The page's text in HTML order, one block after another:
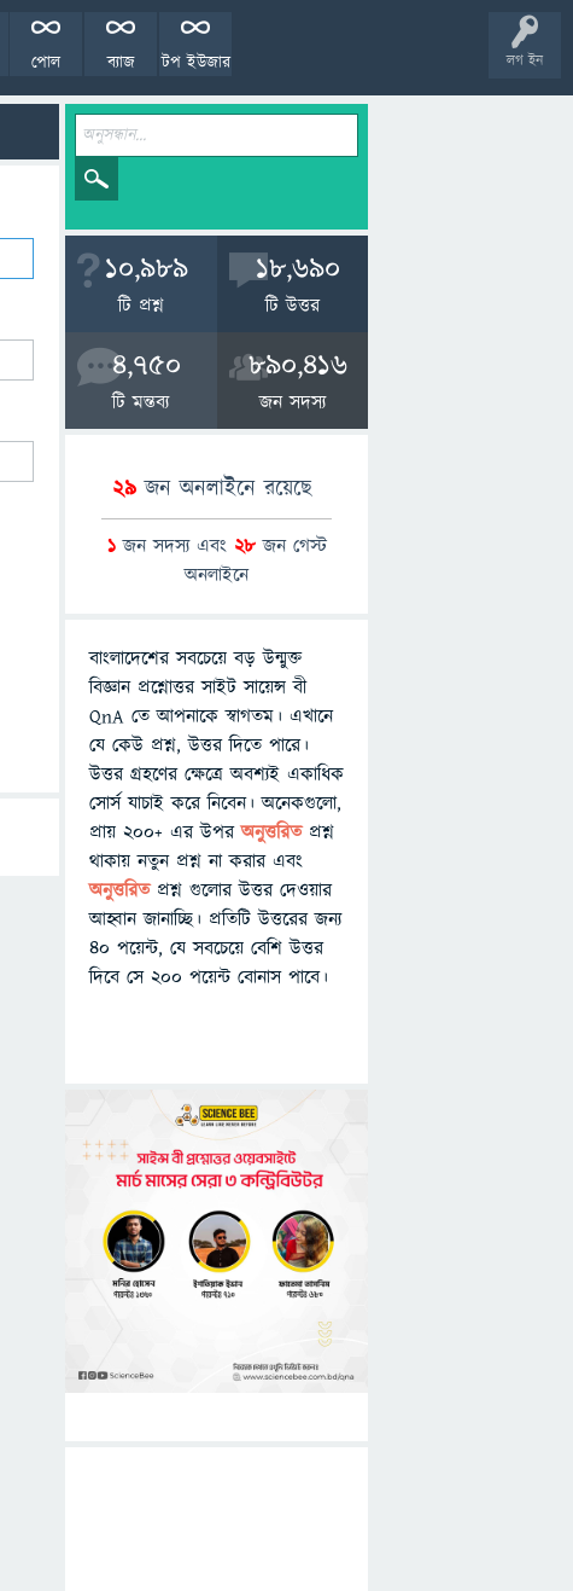
লগ ইন
টপ ইউজার
ব্যাজ
পোল
10,989
টি প্রশ্ন
18,690
টি উত্তর
4,750
টি মন্তব্য
890,416
জন সদস্য
29জন অনলাইনে রয়েছে
1জন সদস্য এবং 28জন গেস্ট
অনলাইনে
বাংলাদেশের সবচেয়ে বড় উন্মুক্ত
বিজ্ঞান প্রশ্নোত্তর সাইট সায়েন্স বী
QnA তে আপনাকে স্বাগতম। এখানে
যে কেউ প্রশ্ন, উত্তর দিতে পারে।
উত্তর গ্রহণের ক্ষেত্রে অবশ্যই একাধিক
সোর্স যাচাই করে নিবেন। অনেকগুলো,
প্রায় ২০০+ এর উপরঅনুত্তরিতপ্রশ্ন
থাকায় নতুন প্রশ্ন না করার এবং
অনুত্তরিত প্রশ্ন গুলোর উত্তর দেওয়ার
আহ্বান জানাচ্ছি। প্রতিটি উত্তরের জন্য
৪০ পয়েন্ট, যে সবচেয়ে বেশি উত্তর
দিবে সে ২০০ পয়েন্ট বোনাস পাবে।